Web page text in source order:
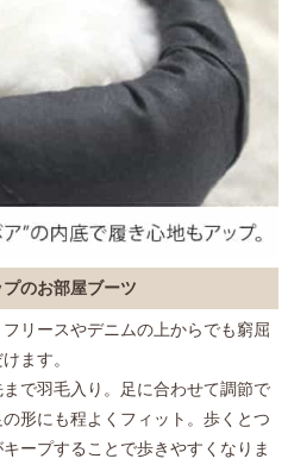
のお部屋ブーツ
リースやデニムの上からでも窮屈
ます。
で羽毛入り。足に合わせて調節で
形にも程よくフィット。歩くとつ
ープすることで歩きやすくなりま